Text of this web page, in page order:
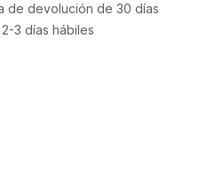
de devolución de 30 días
2-3 días hábiles